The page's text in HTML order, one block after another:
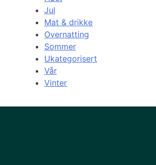
Jul
Mat & drikke
Overnatting
Sommer
Ukategorisert
Vår
Vinter